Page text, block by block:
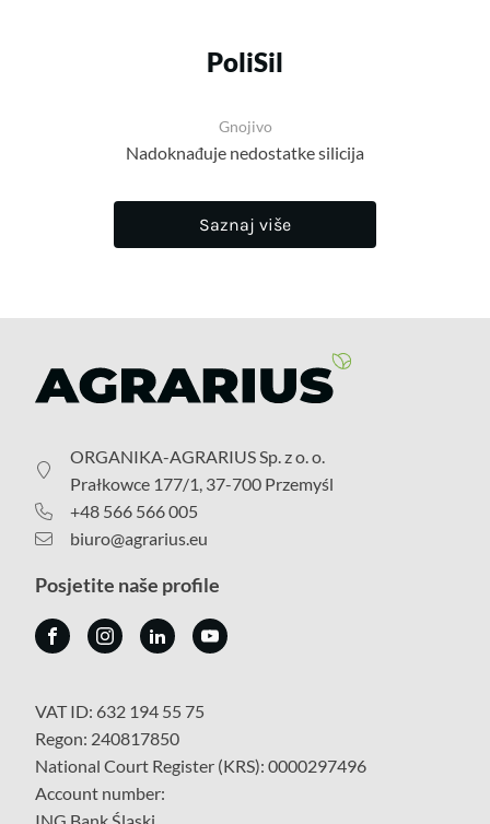
PoliSil
Gnojivo
Nadoknađuje nedostatke silicija
Saznaj više
ORGANIKA-AGRARIUS Sp. z o. o.
Prałkowce 177/1, 37-700 Przemyśl
+48 566 566 005
biuro@agrarius.eu
Posjetite naše profile
VAT ID: 632 194 55 75
Regon: 240817850
National Court Register (KRS): 0000297496
Account number: